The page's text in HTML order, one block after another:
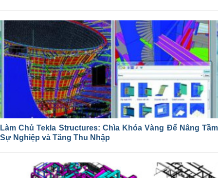
Làm Chủ Tekla Structures: Chìa Khóa Vàng Để Nâng Tầm
Sự Nghiệp và Tăng Thu Nhập